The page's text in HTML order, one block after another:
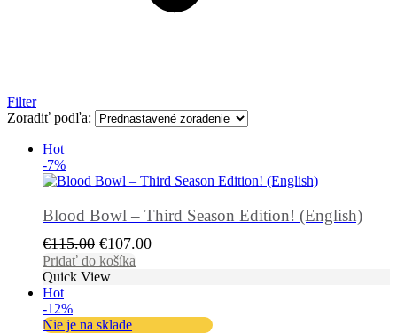
Filter
Zoradiť podľa:
Hot
-7%
Blood Bowl – Third Season Edition! (English)
€115.00 Pôvodná
cena
bola:
€107.00Aktuálna
Pridať do košíka
Quick View
Hot
-12%
Nie je na sklade